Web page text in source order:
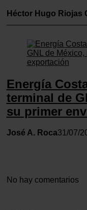
Héctor Hugo Riojas
Energía
terminal de
su primer
José A. Roca31/07/
No hay comentarios